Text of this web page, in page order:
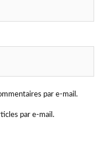
par e-mail.
par e-mail.